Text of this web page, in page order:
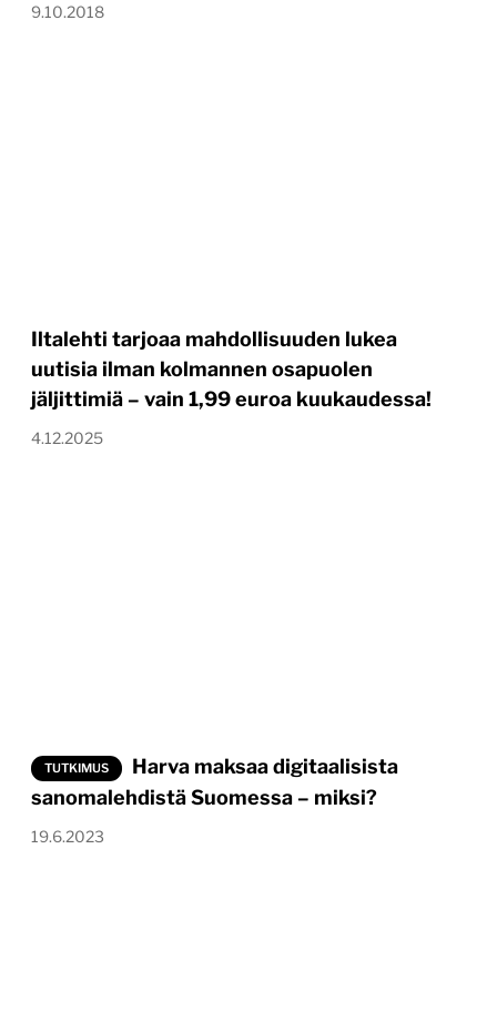
9.10.2018
Iltalehti tarjoaa mahdollisuuden lukea
uutisia ilman kolmannen osapuolen
jäljittimiä – vain 1,99 euroa kuukaudessa!
4.12.2025
TUTKIMUS
Harva maksaa digitaalisista
sanomalehdistä Suomessa – miksi?
19.6.2023